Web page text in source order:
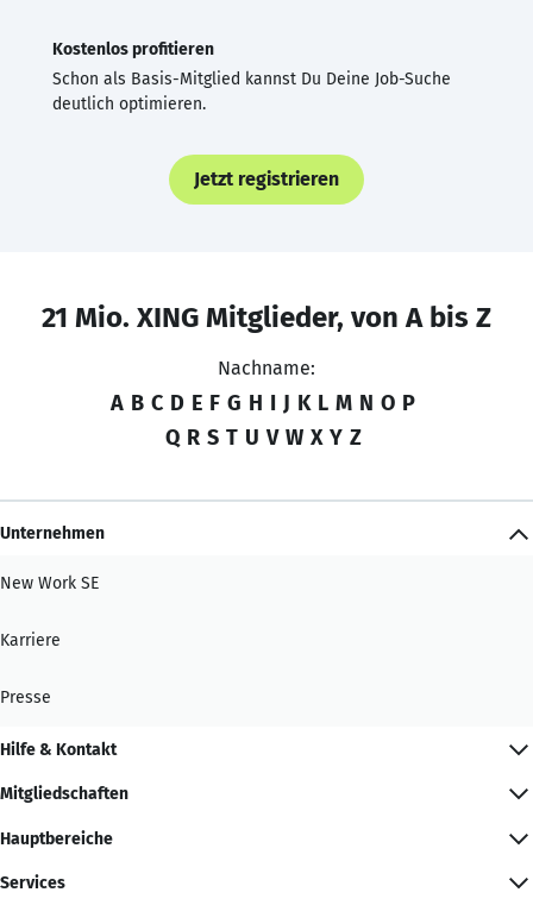
Kostenlos profitieren
Schon als Basis-Mitglied kannst Du Deine Job-Suche
deutlich optimieren.
Jetzt registrieren
21 Mio. XING Mitglieder, von A bis Z
Nachname:
A B C D E F G H I J K L M N O P
Q R S T U V W X Y Z
Unternehmen
New Work SE
Karriere
Presse
Hilfe & Kontakt
Mitgliedschaften
Hauptbereiche
Services